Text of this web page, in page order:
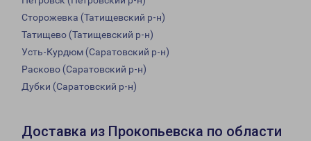
Сторожевка (Татищевский р-н)
Татищево (Татищевский р-н)
Усть-Курдюм (Саратовский р-н)
Расково (Саратовский р-н)
Дубки (Саратовский р-н)
Доставка из Прокопьевска по области